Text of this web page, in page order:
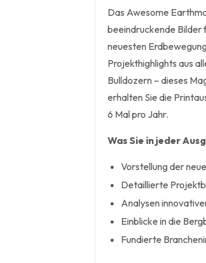
Das Awesome
beeindruckende Bilder
neuesten
Projekthighlights aus
Bulldozern – dieses
erhalten Sie die
6 Mal pro Jahr.
Was Sie in jeder
Vorstellung der
Detaillierte
Analysen
Einblicke in die
Fundierte